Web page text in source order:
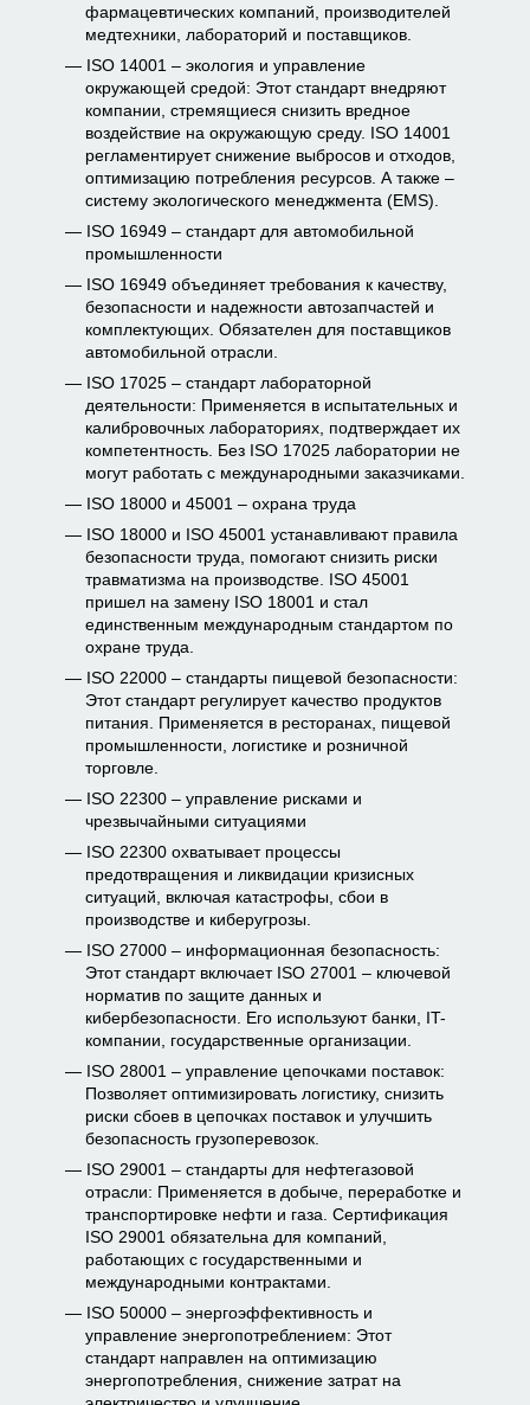
фармацевтических компаний, производителей
медтехники, лабораторий и поставщиков.
ISO 14001 – экология и управление
окружающей средой: Этот стандарт внедряют
компании, стремящиеся снизить вредное
воздействие на окружающую среду. ISO 14001
регламентирует снижение выбросов и отходов,
оптимизацию потребления ресурсов. А также –
систему экологического менеджмента (EMS).
ISO 16949 – стандарт для автомобильной
промышленности
ISO 16949 объединяет требования к качеству,
безопасности и надежности автозапчастей и
комплектующих. Обязателен для поставщиков
автомобильной отрасли.
ISO 17025 – стандарт лабораторной
деятельности: Применяется в испытательных и
калибровочных лабораториях, подтверждает их
компетентность. Без ISO 17025 лаборатории не
могут работать с международными заказчиками.
ISO 18000 и 45001 – охрана труда
ISO 18000 и ISO 45001 устанавливают правила
безопасности труда, помогают снизить риски
травматизма на производстве. ISO 45001
пришел на замену ISO 18001 и стал
единственным международным стандартом по
охране труда.
ISO 22000 – стандарты пищевой безопасности:
Этот стандарт регулирует качество продуктов
питания. Применяется в ресторанах, пищевой
промышленности, логистике и розничной
торговле.
ISO 22300 – управление рисками и
чрезвычайными ситуациями
ISO 22300 охватывает процессы
предотвращения и ликвидации кризисных
ситуаций, включая катастрофы, сбои в
производстве и киберугрозы.
ISO 27000 – информационная безопасность:
Этот стандарт включает ISO 27001 – ключевой
норматив по защите данных и
кибербезопасности. Его используют банки, IT-
компании, государственные организации.
ISO 28001 – управление цепочками поставок:
Позволяет оптимизировать логистику, снизить
риски сбоев в цепочках поставок и улучшить
безопасность грузоперевозок.
ISO 29001 – стандарты для нефтегазовой
отрасли: Применяется в добыче, переработке и
транспортировке нефти и газа. Сертификация
ISO 29001 обязательна для компаний,
работающих с государственными и
международными контрактами.
ISO 50000 – энергоэффективность и
управление энергопотреблением: Этот
стандарт направлен на оптимизацию
энергопотребления, снижение затрат на